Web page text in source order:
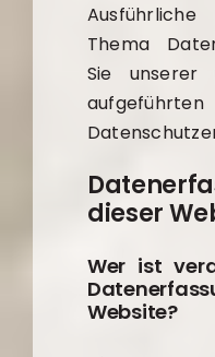
Thema
Sie unserer
aufgeführten
dieser
Wer ist
Website?